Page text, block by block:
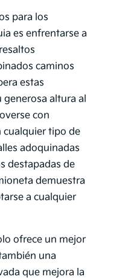
para los
es enfrentarse a
caminos
estas
generosa altura al
con
cualquier tipo de
adoquinadas
destapadas de
demuestra
a cualquier
ofrece un mejor
una
que mejora la